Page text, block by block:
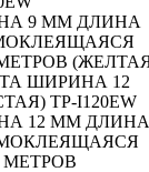
9 ММ ДЛИНА
ШИРИНА 12
TP-I120EW
12 ММ ДЛИНА